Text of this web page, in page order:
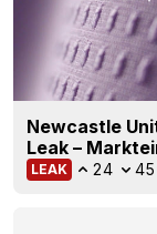
Newcastle
Leak –
LEAK 24 45